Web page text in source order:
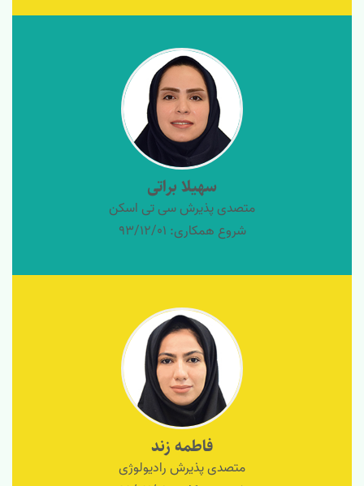
سهیلا براتی
متصدی پذیرش سی تی اسکن
شروع همکاری: 93/12/01
فاطمه زند
متصدی پذیرش رادیولوژی